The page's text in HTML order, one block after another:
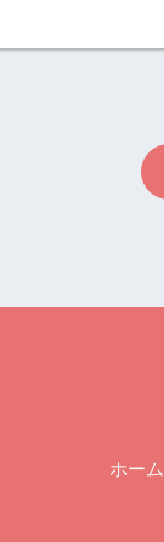
ホーム